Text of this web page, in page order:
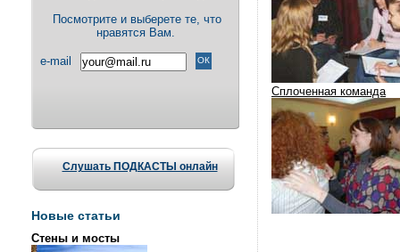
Посмотрите и выберете те, что
нравятся Вам.
e-mail
Слушать ПОДКАСТЫ онлайн
Новые статьи
Стены и мосты
Сплоченная команда